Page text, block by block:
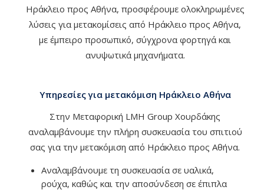
Ηράκλειο προς Αθήνα, προσφέρουμε ολοκληρωμένες
λύσεις για μετακομίσεις από Ηράκλειο προς Αθήνα,
με έμπειρο προσωπικό, σύγχρονα φορτηγά και
ανυψωτικά μηχανήματα.
Υπηρεσίες για μετακόμιση Ηράκλειο Αθήνα
Στην Μεταφορική LMH Group Χουρδάκης
αναλαμβάνουμε την πλήρη συσκευασία του σπιτιού
σας για την μετακόμιση από Ηράκλειο προς Αθήνα.
Αναλαμβάνουμε τη συσκευασία σε υαλικά,
ρούχα, καθώς και την αποσύνδεση σε έπιπλα